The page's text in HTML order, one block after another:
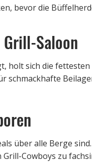
bevor die
Saloon
holt sich die
schmackhafte
über alle Berge
Cowboys zu